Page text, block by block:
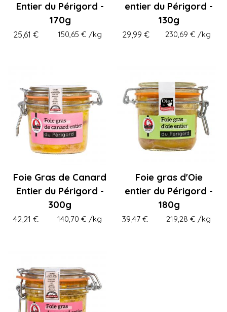
Entier du Périgord -
170g
25,61 € 150,65 € /kg
entier du Périgord -
130g
29,99 € 230,69 € /kg
Foie Gras de Canard
Entier du Périgord -
300g
42,21 € 140,70 € /kg
Foie gras d'Oie
entier du Périgord -
180g
39,47 € 219,28 € /kg